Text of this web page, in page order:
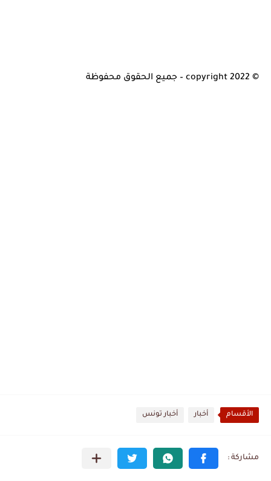
© copyright 2022 – جميع الحقوق محفوظة
الأقسام أخبار أخبار تونس